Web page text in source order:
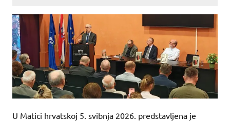
U Matici hrvatskoj 5. svibnja 2026. predstavljena je